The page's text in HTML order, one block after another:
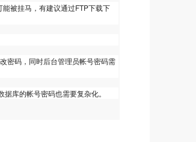
被挂马，有建议通过FTP下载下
密码，同时后台管理员帐号密码需
库的帐号密码也需要复杂化。